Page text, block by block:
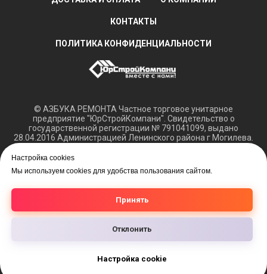
Настройка cookies
Мы используем cookies для удобства пользования сайтом.
Принять
Отклонить
Настройка cookie
КОНТАКТЫ
ПОЛИТИКА КОНФИДЕНЦИАЛЬНОСТИ
© АЗБУКА РЕМОНТА Частное торговое унитарное
предприятие "ЮрСтройКомпани". Свидетельство о
государственной регистрации № 791041099, выдано
28.04.2016 Администрацией Ленинского района г Могилева.
Обращаем ваше внимание, что вся представленная
информация касающаяся технических характеристик,
офертой.